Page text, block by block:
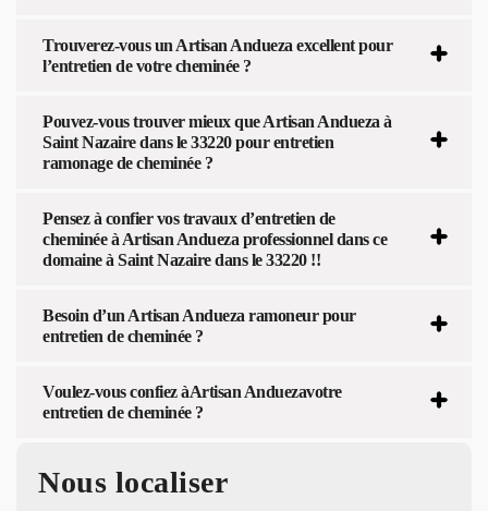
Trouverez-vous un Artisan Andueza excellent pour
l’entretien de votre cheminée ?
Pouvez-vous trouver mieux que Artisan Andueza à
Saint Nazaire dans le 33220 pour entretien
ramonage de cheminée ?
Pensez à confier vos travaux d’entretien de
cheminée à Artisan Andueza professionnel dans ce
domaine à Saint Nazaire dans le 33220 !!
Besoin d’un Artisan Andueza ramoneur pour
entretien de cheminée ?
Voulez-vous confiez àArtisan Anduezavotre
entretien de cheminée ?
Nous localiser